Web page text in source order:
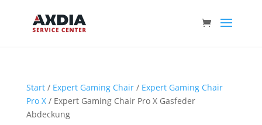
Start/ Expert Gaming Chair/ Expert Gaming Chair
Pro X/ Expert Gaming Chair Pro X Gasfeder
Abdeckung